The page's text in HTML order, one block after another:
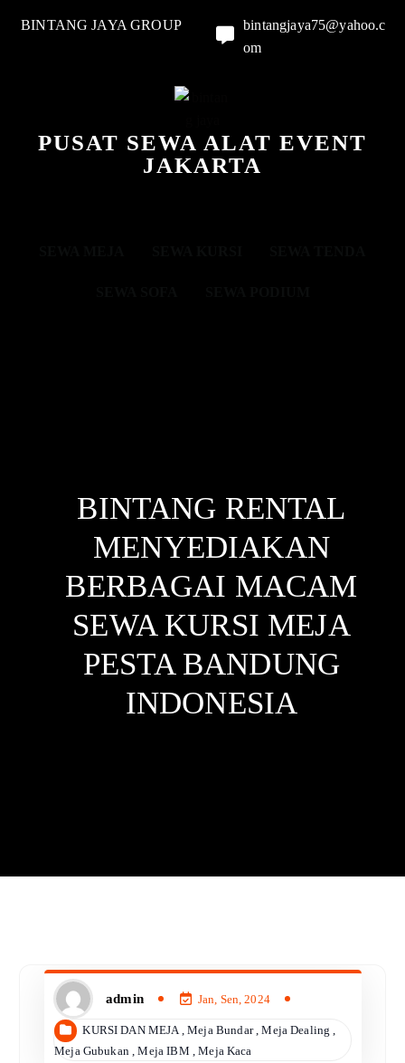
BINTANG JAYA GROUP
bintangjaya75@yahoo.c
om
PUSAT SEWA ALAT EVENT
JAKARTA
BINTANG RENTAL
MENYEDIAKAN
BERBAGAI MACAM
SEWA KURSI MEJA
PESTA BANDUNG
INDONESIA
admin Jan, Sen, 2024
KURSI DAN MEJA,Meja Bundar,Meja Dealing ,
Meja Gubukan ,Meja IBM ,Meja Kaca